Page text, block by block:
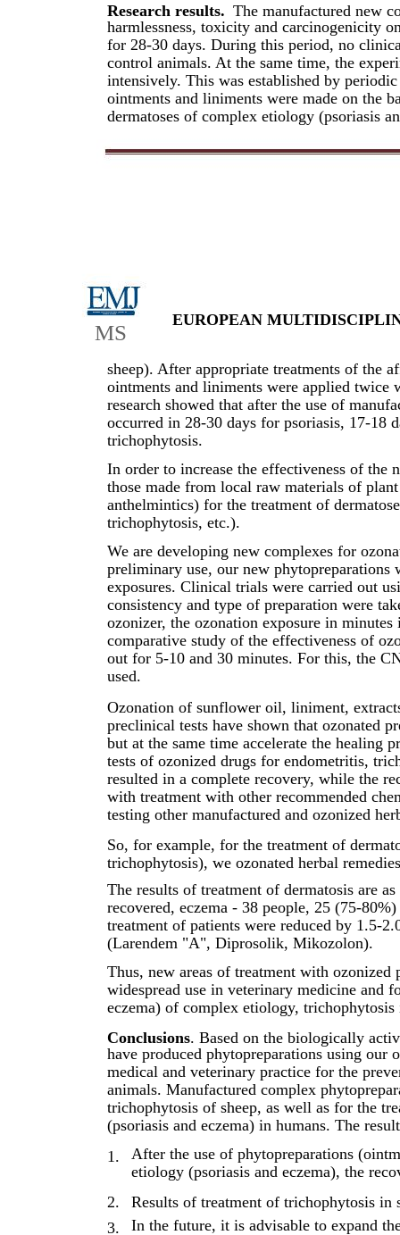
Research results. The manufactured new
harmlessness, toxicity and carcinogenicity
for 28-30 days. During this period, no
control animals. At the same time, the
intensively. This was established by
ointments and liniments were made on the
dermatoses of complex etiology (psoriasis
EUROPEAN
European Multidisciplinary Journal of
Modern Science
MS
sheep). After appropriate treatments of the
ointments and liniments were applied
research showed that after the use of
occurred in 28-30 days for psoriasis, 17-18
trichophytosis.
In order to increase the effectiveness of
those made from local raw materials of
anthelmintics) for the treatment of
trichophytosis, etc.).
We are developing new complexes for
preliminary use, our new
exposures. Clinical trials were carried out
consistency and type of preparation were
ozonizer, the ozonation exposure in
comparative study of the effectiveness of
out for 5-10 and 30 minutes. For this, the
used.
Ozonation of sunflower oil, liniment,
preclinical tests have shown that ozonated
but at the same time accelerate the healing
tests of ozonized drugs for endometritis,
resulted in a complete recovery, while the
with treatment with other recommended
testing other manufactured and ozonized
So, for example, for the treatment of
trichophytosis), we ozonated herbal
The results of treatment of dermatosis are
recovered, eczema - 38 people, 25 (75-
treatment of patients were reduced by 1.5-
(Larendem "A", Diprosolik, Mikozolon).
Thus, new areas of treatment with ozonized
widespread use in veterinary medicine and
eczema) of complex etiology, trichophytosis
Conclusions. Based on the biologically
have produced phytopreparations using
medical and veterinary practice for the
animals. Manufactured complex
trichophytosis of sheep, as well as for the
(psoriasis and eczema) in humans. The
1.
After the use of phytopreparations
etiology (psoriasis and eczema), the
2.
Results of treatment of trichophytosis
3.
In the future, it is advisable to expand